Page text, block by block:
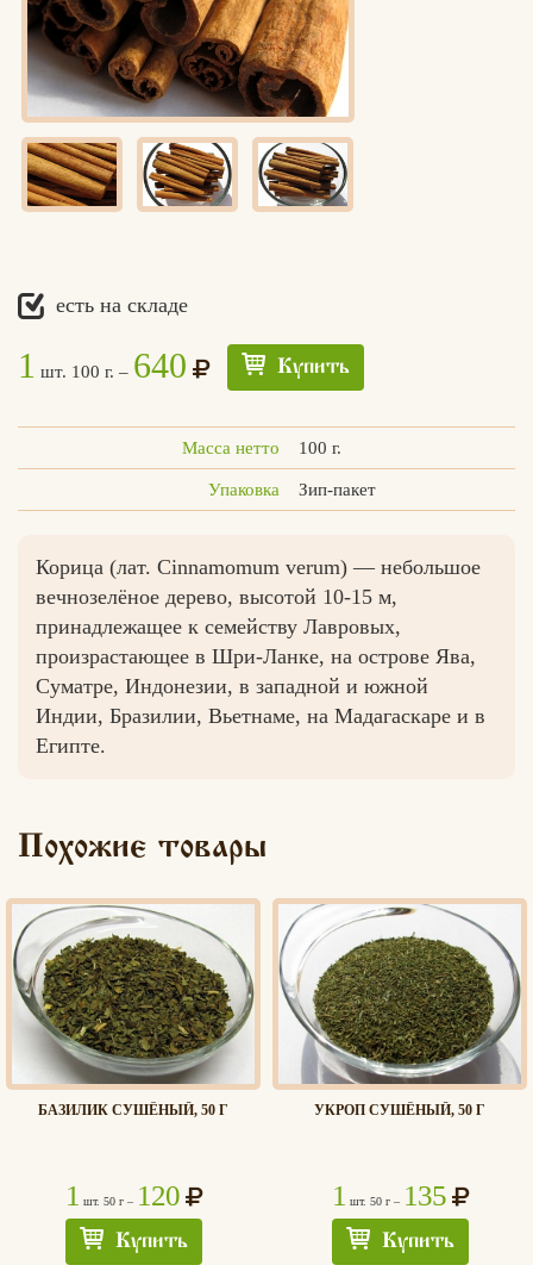
Вконтакте
Max
есть на складе
1 шт. 100 г. – 640 Купить
Масса нетто 100 г.
Упаковка Зип-пакет
Корица (лат. Cinnamomum verum) — небольшое
вечнозелёное дерево, высотой 10-15 м,
принадлежащее к семейству Лавровых,
произрастающее в Шри-Ланке, на острове Ява,
Суматре, Индонезии, в западной и южной
Индии, Бразилии, Вьетнаме, на Мадагаскаре и в
Египте.
Похожие товары
БАЗИЛИК СУШЁНЫЙ, 50 Г
1 шт. 50 г – 120
Купить
УКРОП СУШЁНЫЙ, 50 Г
1 шт. 50 г – 135
Купить